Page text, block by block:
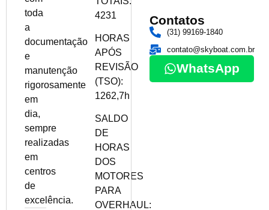
toda
a
documentação
e
manutenção
rigorosamente
em
dia,
sempre
realizadas
em
centros
de
excelência.
4231
HORAS
APÓS
REVISÃO
(TSO):
1262,7h
SALDO
DE
HORAS
DOS
MOTORES
PARA
OVERHAUL:
Contatos
(31) 99169-1840
contato@skyboat.com.br
WhatsApp